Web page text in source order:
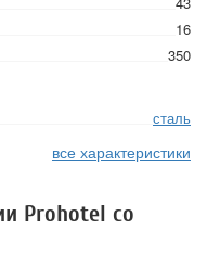
16
350
сталь
все характеристики
Prohotel со